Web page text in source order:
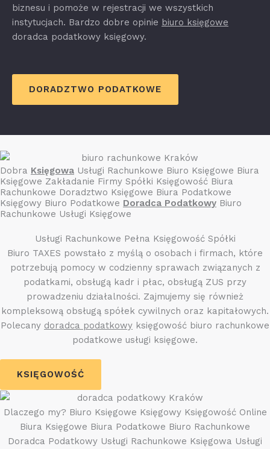
biznesu i pomoże w rejestracji we wszystkich
instytucjach. Bardzo dobre opinie biuro księgowe
doradca podatkowy księgowy.
DORADZTWO PODATKOWE
Dobra Księgowa Usługi Rachunkowe Biuro Księgowe Biura
Księgowe Zakładanie Firmy Spółki Księgowość Biura
Rachunkowe Doradztwo Księgowe Biura Podatkowe
Księgowy Biuro Podatkowe Doradca Podatkowy Biuro
Rachunkowe Usługi Księgowe
Usługi Rachunkowe Pełna Księgowość Spółki
Biuro TAXES powstało z myślą o osobach i firmach, które
potrzebują pomocy w codzienny sprawach związanych z
podatkami, obsługą kadr i płac, obsługą ZUS przy
prowadzeniu działalności. Zajmujemy się również
kompleksową obsługą spółek cywilnych oraz kapitałowych.
Polecany doradca podatkowy księgowość biuro rachunkowe
podatkowe usługi księgowe.
KSIĘGOWOŚĆ
Dlaczego my? Biuro Księgowe Księgowy Księgowość Online
Biura Księgowe Biura Podatkowe Biuro Rachunkowe
Doradca Podatkowy Usługi Rachunkowe Księgowa Usługi